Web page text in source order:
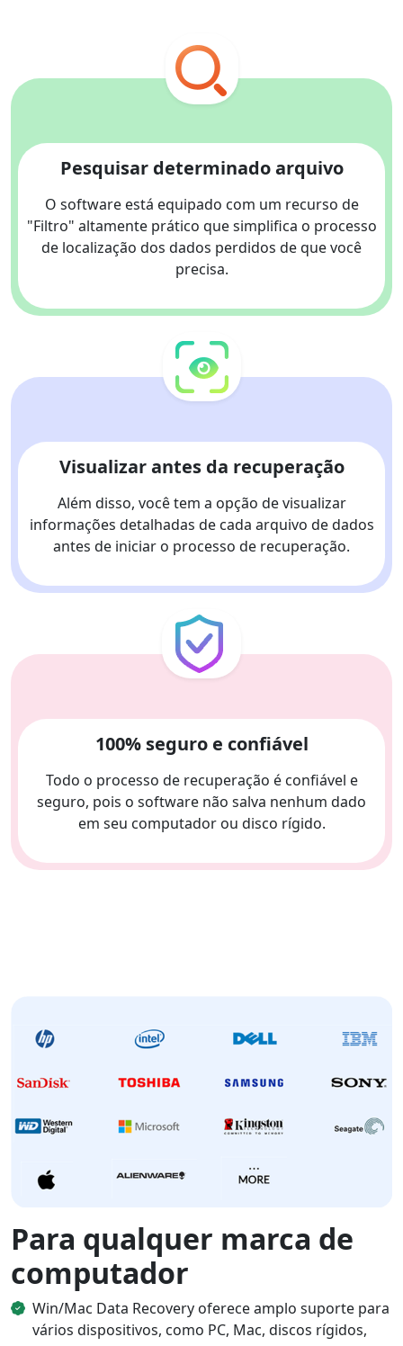
Pesquisar determinado arquivo
O software está equipado com um recurso de
"Filtro" altamente prático que simplifica o processo
de localização dos dados perdidos de que você
precisa.
Visualizar antes da recuperação
Além disso, você tem a opção de visualizar
informações detalhadas de cada arquivo de dados
antes de iniciar o processo de recuperação.
100% seguro e confiável
Todo o processo de recuperação é confiável e
seguro, pois o software não salva nenhum dado
em seu computador ou disco rígido.
Para qualquer marca de
computador
Win/Mac Data Recovery oferece amplo suporte para
vários dispositivos, como PC, Mac, discos rígidos,